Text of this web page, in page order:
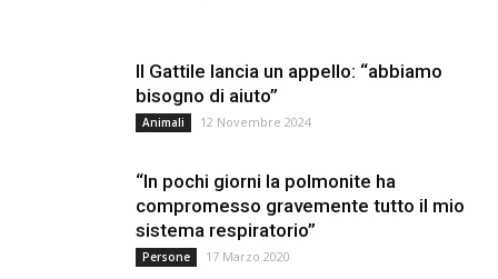
Il Gattile lancia un appello: “abbiamo
bisogno di aiuto”
Animali 12 Novembre 2024
“In pochi giorni la polmonite ha
compromesso gravemente tutto il mio
sistema respiratorio”
Persone 17 Marzo 2020